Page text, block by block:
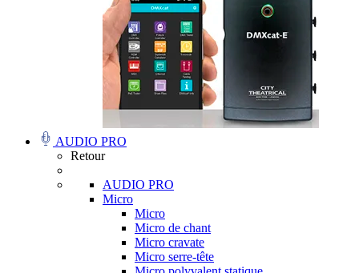
AUDIO PRO
Retour
AUDIO PRO
Micro
Micro
Micro de chant
Micro cravate
Micro serre-tête